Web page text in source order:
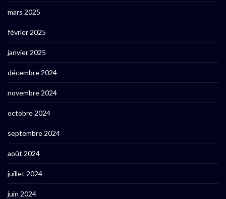
mars 2025
février 2025
janvier 2025
décembre 2024
novembre 2024
octobre 2024
septembre 2024
août 2024
juillet 2024
juin 2024